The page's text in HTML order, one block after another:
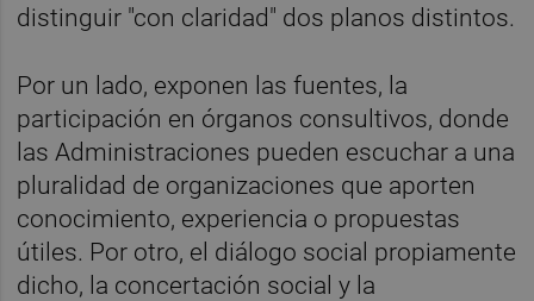
distinguir "con claridad" dos planos distintos.
Por un lado, exponen las fuentes, la
participación en órganos consultivos, donde
las Administraciones pueden escuchar a una
pluralidad de organizaciones que aporten
conocimiento, experiencia o propuestas
útiles. Por otro, el diálogo social propiamente
dicho, la concertación social y la